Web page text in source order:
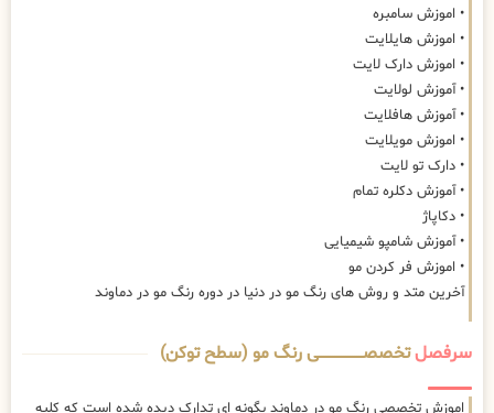
• اموزش سامبره
• اموزش هایلایت
• اموزش دارک لایت
• آموزش لولایت
• آموزش هافلایت
• اموزش مویلایت
• دارک تو لایت
• آموزش دکلره تمام
• دکاپاژ
• آموزش شامپو شیمیایی
• اموزش فر کردن مو
آخرین متد و روش های رنگ مو در دنیا در دوره رنگ مو در دماوند
سرفصلتخصصــــــــــــــــــــی رنگ مو (سطح توکن)
اموزش تخصصی رنگ مو در دماوند بگونه ای تدارک دیده شده است که کلیه